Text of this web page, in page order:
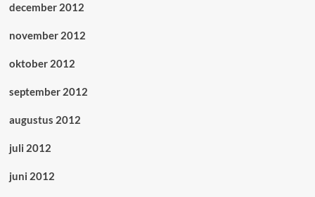
december 2012
november 2012
oktober 2012
september 2012
augustus 2012
juli 2012
juni 2012